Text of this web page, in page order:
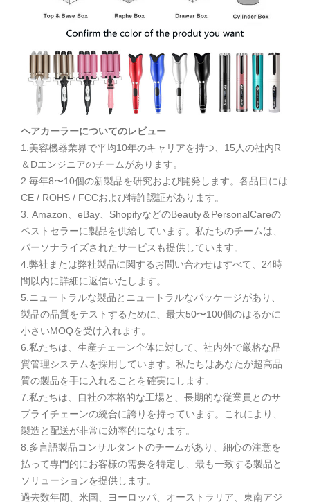
ヘアカーラーについてのレビュー
1.美容機器業界で平均10年のキャリアを持つ、15人の社内R
＆Dエンジニアのチームがあります。
2.毎年8〜10個の新製品を研究および開発します。各品目には
CE / ROHS / FCCおよび特許認証があります。
3. Amazon、eBay、ShopifyなどのBeauty＆PersonalCareの
ベストセラーに製品を供給しています。私たちのチームは、
パーソナライズされたサービスも提供しています。
4.弊社または弊社製品に関するお問い合わせはすべて、24時
間以内に詳細に返信いたします。
5.ニュートラルな製品とニュートラルなパッケージがあり、
製品の品質をテストするために、最大50〜100個のはるかに
小さいMOQを受け入れます。
6.私たちは、生産チェーン全体に対して、社内外で厳格な品
質管理システムを採用しています。私たちはあなたが超高品
質の製品を手に入れることを確実にします。
7.私たちは、自社の本格的な工場と、長期的な従業員とのサ
プライチェーンの統合に誇りを持っています。これにより、
製造と配送が非常に効率的になります。
8.多言語製品コンサルタントのチームがあり、細心の注意を
払って専門的にお客様の需要を特定し、最も一致する製品と
ソリューションを提供します。
過去数年間、米国、ヨーロッパ、オーストラリア、東南アジ